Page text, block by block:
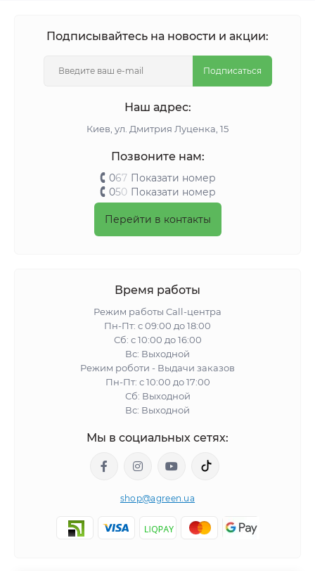
Подписывайтесь на новости и акции:
Подписаться
Наш адрес:
Киeв, ул. Дмитрия Луценка, 15
Позвоните нам:
067 Показати номер
050 Показати номер
Перейти в контакты
Время работы
Режим работы Call-центра
Пн-Пт: с 09:00 до 18:00
Сб: с 10:00 до 16:00
Вс: Выходной
Режим роботи - Выдачи заказов
Пн-Пт: с 10:00 до 17:00
Сб: Выходной
Вс: Выходной
Мы в социальных сетях:
shop@agreen.ua